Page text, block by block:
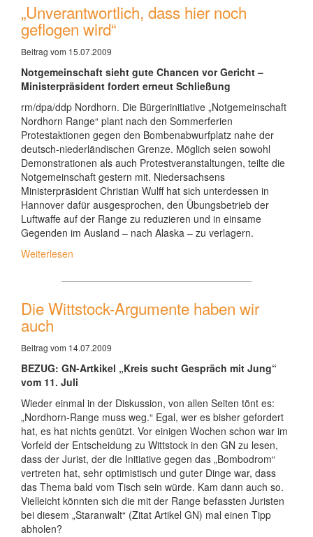
„Unverantwortlich, dass hier noch
geflogen wird“
Beitrag vom 15.07.2009
Notgemeinschaft sieht gute Chancen vor Gericht –
Ministerpräsident fordert erneut Schließung
rm/dpa/ddp Nordhorn. Die Bürgerinitiative „Notgemeinschaft
Nordhorn Range“ plant nach den Sommerferien
Protestaktionen gegen den Bombenabwurfplatz nahe der
deutsch-niederländischen Grenze. Möglich seien sowohl
Demonstrationen als auch Protestveranstaltungen, teilte die
Notgemeinschaft gestern mit. Niedersachsens
Ministerpräsident Christian Wulff hat sich unterdessen in
Hannover dafür ausgesprochen, den Übungsbetrieb der
Luftwaffe auf der Range zu reduzieren und in einsame
Gegenden im Ausland – nach Alaska – zu verlagern.
Weiterlesen
Die Wittstock-Argumente haben wir
auch
Beitrag vom 14.07.2009
BEZUG: GN-Artkikel „Kreis sucht Gespräch mit Jung“
vom 11. Juli
Wieder einmal in der Diskussion, von allen Seiten tönt es:
„Nordhorn-Range muss weg.“ Egal, wer es bisher gefordert
hat, es hat nichts genützt. Vor einigen Wochen schon war im
Vorfeld der Entscheidung zu Wittstock in den GN zu lesen,
dass der Jurist, der die Initiative gegen das „Bombodrom“
vertreten hat, sehr optimistisch und guter Dinge war, dass
das Thema bald vom Tisch sein würde. Kam dann auch so.
Vielleicht könnten sich die mit der Range befassten Juristen
bei diesem „Staranwalt“ (Zitat Artikel GN) mal einen Tipp
abholen?